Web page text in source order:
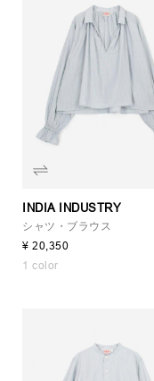
INDIA INDUSTRY
シャツ・ブラウス
¥ 20,350
1 color